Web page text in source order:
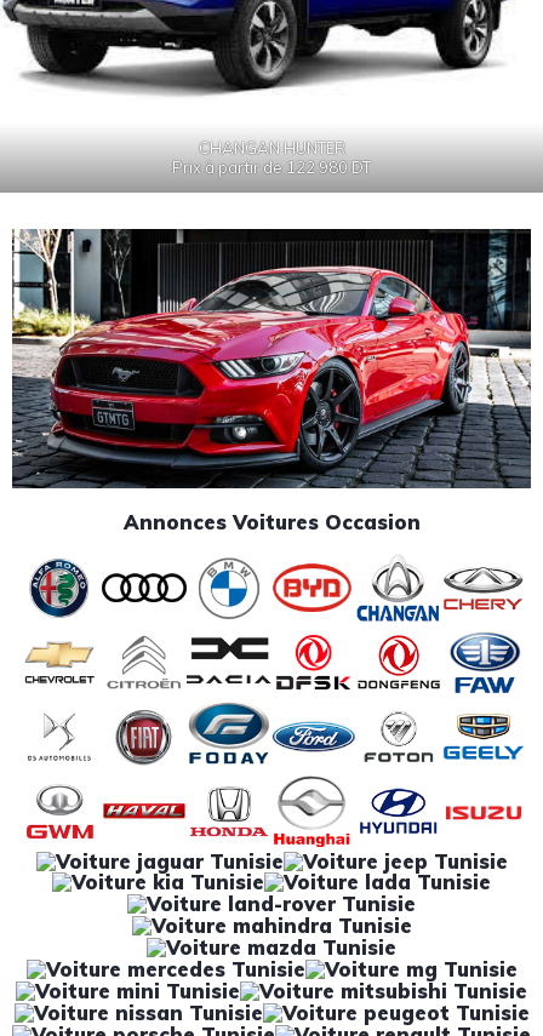
CHANGAN HUNTER
Prix à partir de 122 980 DT
Annonces Voitures Occasion